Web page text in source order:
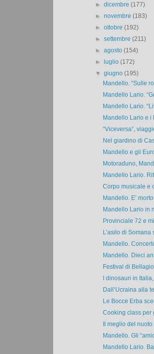
►dicembre(177)
►novembre(183)
►ottobre(192)
►settembre(211)
►agosto(154)
►luglio(172)
▼giugno(195)
Mandello. “Sulle
Mandello Lario.
Mandello Lario.
Mandello Lario e i
“Viceversa”,
Nel giardino di
Mandello e gli
Motoraduno,
Mandello Lario.
Corpo musicale e
Mandello. E’
Mandello Lario in
Provinciale 72 e
L’asilo di Somana
Mandello.
Mandello. Dieci
Festival di
I dinosauri in
Dall’Ucraina alla
Le Bocce Erba
Cooking class per
Il meglio del
Mandello. Gli
Mandello Lario.